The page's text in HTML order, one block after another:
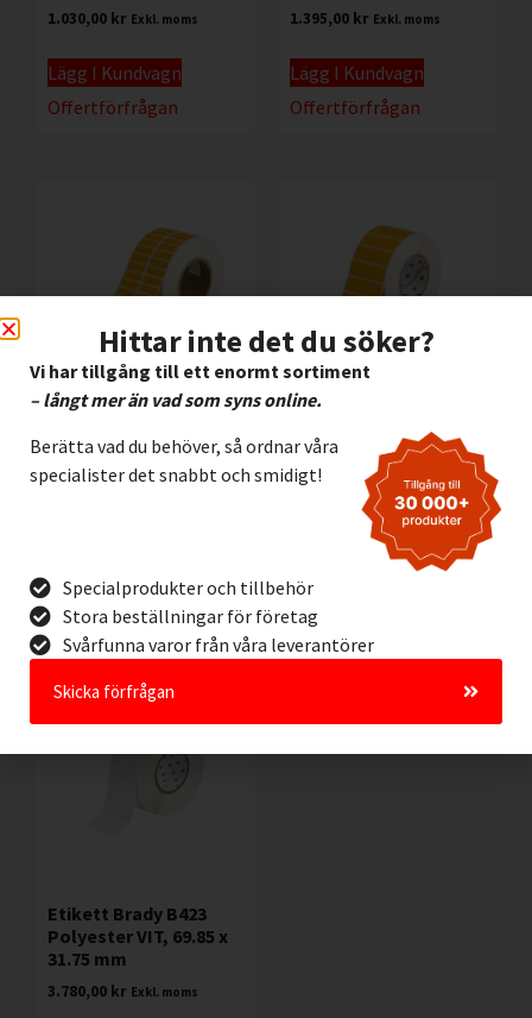
1.030,00 kr Exkl. moms
Lägg I Kundvagn
Offertförfrågan
1.395,00 kr Exkl. moms
Lägg I Kundvagn
Offertförfrågan
Polyester GUL, 38.10 x
12.70 mm
Offertförfrågan
Etikett Brady B423
Polyester GUL, 76.20 x
25.40 mm
kr Exkl. moms
Lägg I Kundvagn
Offertförfrågan
Etikett Brady B423
Polyester VIT, 69.85 x
31.75 mm
3.780,00 kr Exkl. moms
Hittar inte det du söker?
Vi har tillgång till ett enormt sortiment
– långt mer än vad som syns online.
Berätta vad du behöver, så ordnar våra
specialister det snabbt och smidigt!
Specialprodukter och tillbehör
Stora beställningar för företag
Svårfunna varor från våra leverantörer
Skicka förfrågan